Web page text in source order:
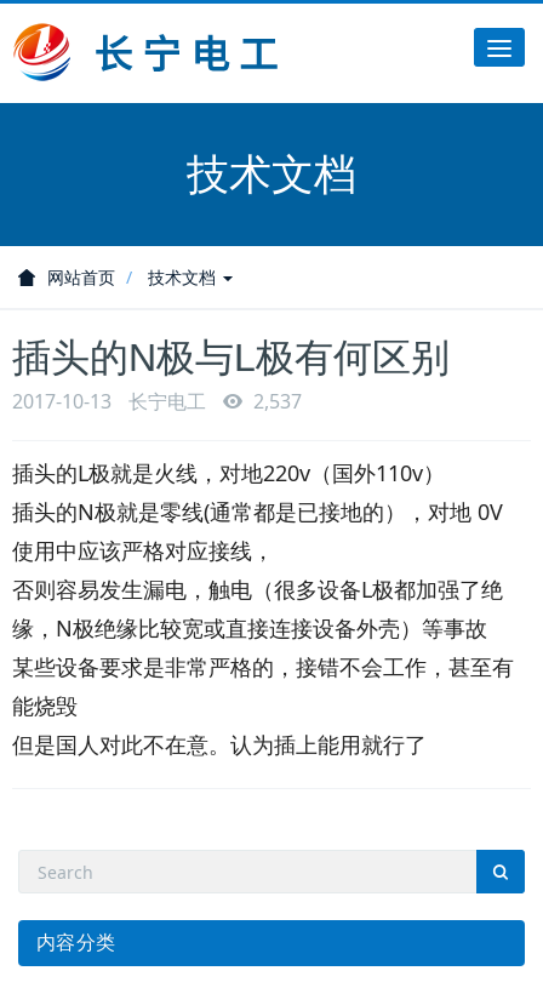
技术文档
网站首页 技术文档
插头的N极与L极有何区别
2017-10-13 长宁电工 2,537
插头的L极就是火线，对地220v（国外110v）
插头的N极就是零线(通常都是已接地的），对地 0V
使用中应该严格对应接线，
否则容易发生漏电，触电（很多设备L极都加强了绝
缘，N极绝缘比较宽或直接连接设备外壳）等事故
某些设备要求是非常严格的，接错不会工作，甚至有
能烧毁
但是国人对此不在意。认为插上能用就行了
内容分类